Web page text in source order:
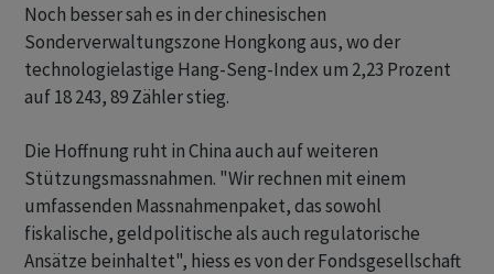
Noch besser sah es in der chinesischen
Sonderverwaltungszone Hongkong aus, wo der
technologielastige Hang-Seng-Index um 2,23 Prozent
auf 18 243, 89 Zähler stieg.
Die Hoffnung ruht in China auch auf weiteren
Stützungsmassnahmen. "Wir rechnen mit einem
umfassenden Massnahmenpaket, das sowohl
fiskalische, geldpolitische als auch regulatorische
Ansätze beinhaltet", hiess es von der Fondsgesellschaft